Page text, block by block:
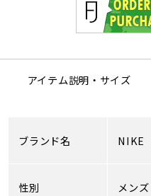
アイテム説明・サイズ
ブランド名 NIKE
性別 メンズ